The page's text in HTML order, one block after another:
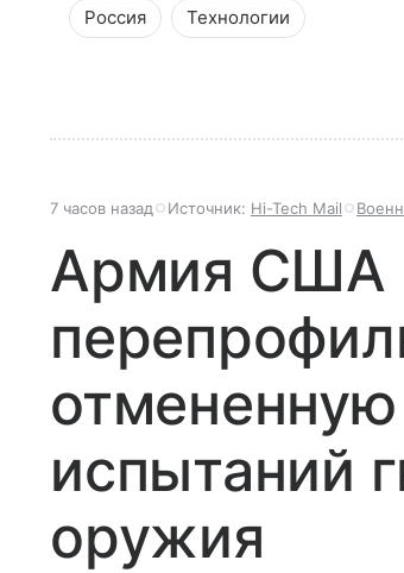
Россия Технологии
7 часов назад Источник: Hi-Tech Mail
Армия США
испытаний
оружия